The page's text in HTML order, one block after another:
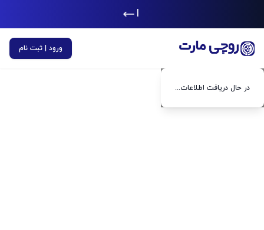
ورود | ثبت نام
در حال دریافت اطلاعات...